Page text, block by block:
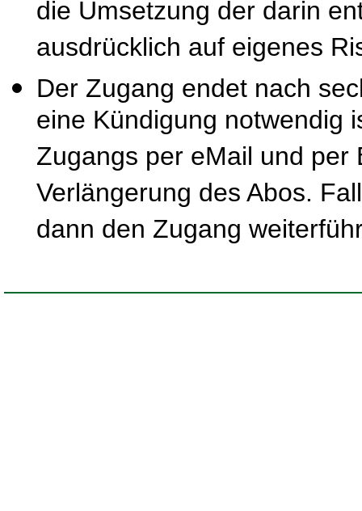
die Umsetzung der darin
ausdrücklich auf eigenes
Der Zugang endet nach
eine Kündigung notwendig
Zugangs per eMail und per
Verlängerung des Abos.
dann den Zugang